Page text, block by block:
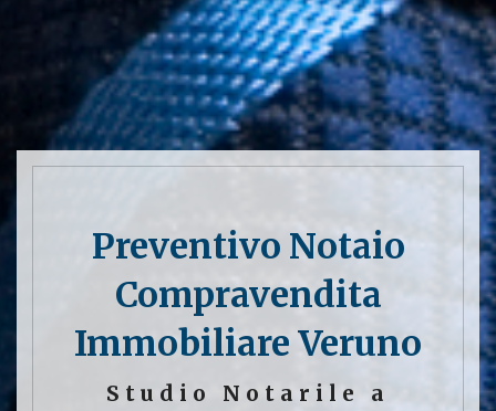
Preventivo Notaio
Compravendita
Immobiliare Veruno
Studio Notarile a